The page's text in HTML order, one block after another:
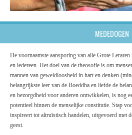
MEDEDOGEN
De voornaamste aansporing van alle Grote
en iedereen. Het doel van de theosofie is om
mannen van geweldloosheid in hart en denken
belangrijkste leer van de Boeddha en liefde de
en bezorgdheid voor anderen ontwikkelen, is nog
potentieel binnen de menselijke constitutie. Stap
inspireert tot altruïstisch handelen, uitgevoerd met
geest.